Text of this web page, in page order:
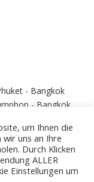
- Bangkok
- Bangkok
um Ihnen die
uns an Ihre
Durch Klicken
ALLER
Einstellungen um